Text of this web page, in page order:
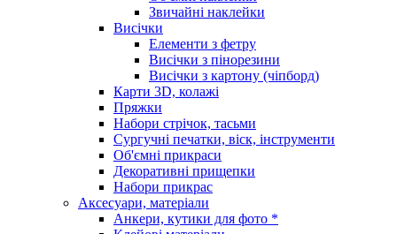
Звичайні наклейки
Висічки
Елементи з фетру
Висічки з пінорезини
Висічки з картону (чіпборд)
Карти 3D, колажі
Пряжки
Набори стрічок, тасьми
Сургучні печатки, віск, інструменти
Об'ємні прикраси
Декоративні прищепки
Набори прикрас
Аксесуари, матеріали
Анкери, кутики для фото *